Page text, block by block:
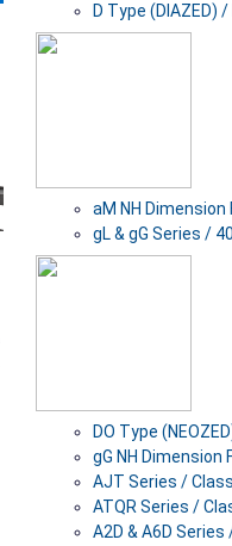
D Type (DIAZED)
aM NH
gL & gG Series /
DO Type
gG NH
AJT Series /
ATQR Series /
A2D & A6D